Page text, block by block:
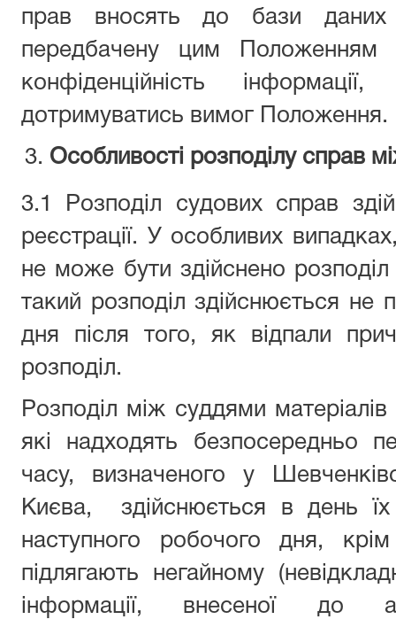
прав вносять до бази даних
передбачену цим Положенням
конфіденційність
дотримуватись вимог Положення.
Особливості розподілу справ
3.1 Розподіл судових справ
реєстрації. У особливих
не може бути здійснено розподіл
такий розподіл здійснюється не
дня після того, як відпали
розподіл.
Розподіл між суддями
які надходять безпосередньо
часу, визначеного у
Києва, здійснюється в день їх
наступного робочого дня,
підлягають негайному
інформації, внесеної до